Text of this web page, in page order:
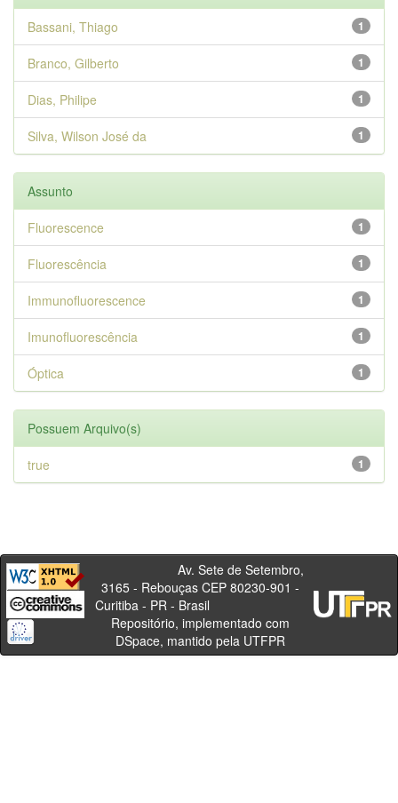
1
Bassani, Thiago
1
Branco, Gilberto
1
Dias, Philipe
1
Silva, Wilson José da
Assunto
1
Fluorescence
1
Fluorescência
1
Immunofluorescence
1
Imunofluorescência
1
Óptica
Possuem Arquivo(s)
1
true
Av. Sete de Setembro,
3165 - Rebouças CEP 80230-901 -
Curitiba - PR - Brasil
Repositório, implementado com
DSpace, mantido pela UTFPR